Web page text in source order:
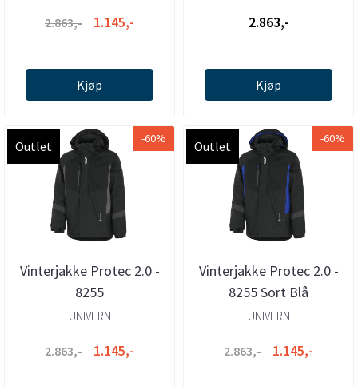
2.863,- 1.145,-
Kjøp
2.863,-
Kjøp
Outlet -60%
Vinterjakke Protec 2.0 -
8255
UNIVERN
2.863,- 1.145,-
Outlet -60%
Vinterjakke Protec 2.0 -
8255 Sort Blå
UNIVERN
2.863,- 1.145,-